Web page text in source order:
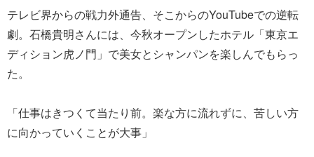
テレビ界からの戦力外通告、そこからのYouTubeでの逆転
劇。石橋貴明さんには、今秋オープンしたホテル「東京エ
ディション虎ノ門」で美女とシャンパンを楽しんでもらっ
た。
「仕事はきつくて当たり前。楽な方に流れずに、苦しい方
に向かっていくことが大事」